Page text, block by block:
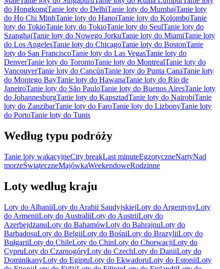
do HongkongTanie loty do DelhiTanie loty do MumbajTanie loty
do Ho Chi MinhTanie loty do HanoiTanie loty do KolomboTanie
loty do TokioTanie loty do TokioTanie loty do SeulTanie loty do
SzanghajTanie loty do Nowego JorkuTanie loty do MiamiTanie loty
do Los AngelesTanie loty do ChicagoTanie loty do BostonTanie
loty do San FranciscoTanie loty do Las VegasTanie loty do
DenverTanie loty do TorontoTanie loty do MontrealTanie loty do
VancouverTanie loty do CancúnTanie loty do Punta CanaTanie loty
do Montego BayTanie loty do HawanaTanie loty do Rio de
JaneiroTanie loty do São PauloTanie loty do Buenos AiresTanie loty
do JohannesburgTanie loty do KapsztadTanie loty do NairobiTanie
loty do ZanzibarTanie loty do FaroTanie loty do LizbonyTanie loty
do PortoTanie loty do Tunis
Według typu podróży
Tanie loty wakacyjneCity breakLast minuteEgzotyczneNartyNad
morzeŚwiąteczneMajówkaWeekendoweRodzinne
Loty według kraju
Loty do AlbaniiLoty do Arabii SaudyjskiejLoty do ArgentynyLoty
do ArmeniiLoty do AustraliiLoty do AustriiLoty do
AzerbejdżanuLoty do BahamówLoty do BahrajnuLoty do
BarbadosuLoty do BelgiiLoty do BośniLoty do BrazyliiLoty do
BułgariiLoty do ChileLoty do ChinLoty do ChorwacjiLoty do
CypruLoty do CzarnogóryLoty do CzechLoty do DaniiLoty do
DominikanyLoty do EgiptuLoty do EkwadoruLoty do EstoniiLoty